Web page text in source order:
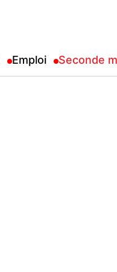
Emploi Seconde